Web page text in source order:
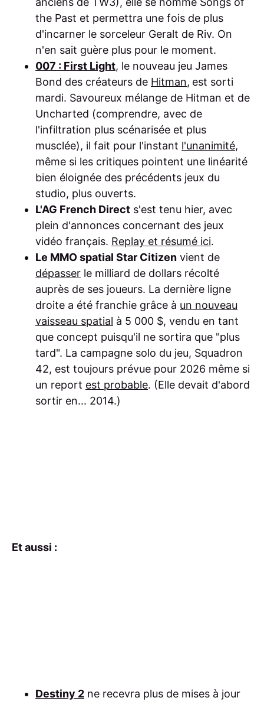
the Past et permettra une fois de plus
d'incarner le sorceleur Geralt de Riv. On
n'en sait guère plus pour le moment.
007 : First Light, le nouveau jeu James
Bond des créateurs de Hitman, est sorti
mardi. Savoureux mélange de Hitman et de
Uncharted (comprendre, avec de
l'infiltration plus scénarisée et plus
musclée), il fait pour l'instant l'unanimité,
même si les critiques pointent une linéarité
bien éloignée des précédents jeux du
studio, plus ouverts.
L'AG French Direct s'est tenu hier, avec
plein d'annonces concernant des jeux
vidéo français. Replay et résumé ici.
Le MMO spatial Star Citizen vient de
dépasser le milliard de dollars récolté
auprès de ses joueurs. La dernière ligne
droite a été franchie grâce à un nouveau
vaisseau spatial à 5 000 $, vendu en tant
que concept puisqu'il ne sortira que "plus
tard". La campagne solo du jeu, Squadron
42, est toujours prévue pour 2026 même si
un report est probable. (Elle devait d'abord
sortir en... 2014.)
Et aussi :
Destiny 2 ne recevra plus de mises à jour